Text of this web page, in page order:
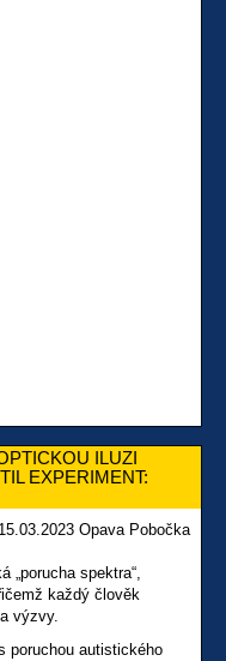
ILUZI
EXPERIMENT:
Opava Pobočka
„porucha spektra“,
každý člověk
výzvy.
poruchou autistického